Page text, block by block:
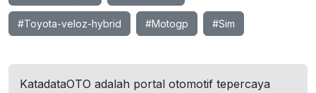
#Toyota-veloz-hybrid #Motogp #Sim
KatadataOTO adalah portal otomotif tepercaya